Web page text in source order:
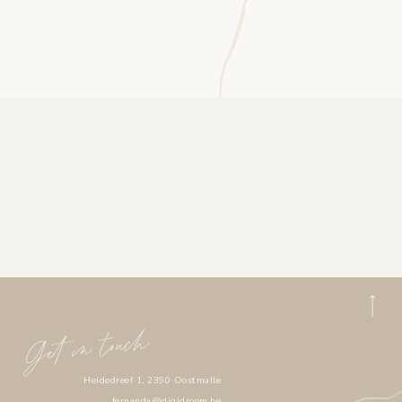
Heidedreef 1, 2390 Oostmalle
Get in touch